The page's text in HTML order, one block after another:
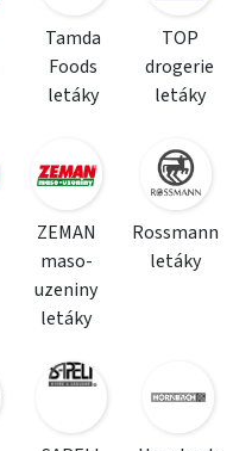
Tamda
Foods
letáky
TOP
drogerie
letáky
ZEMAN
maso-
uzeniny
letáky
Rossmann
letáky